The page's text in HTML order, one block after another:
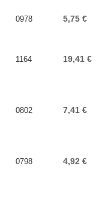
0978 5,75 €
1164 19,41 €
0802 7,41 €
0798 4,92 €